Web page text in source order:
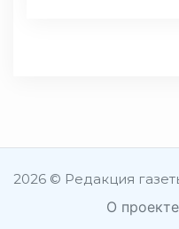
2026 © Редакция
О проекте